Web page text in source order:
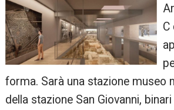
C
forma. Sarà una stazione museo
della stazione San Giovanni, binari